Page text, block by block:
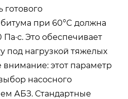
готового
при 60°C должна
Это обеспечивает
под нагрузкой тяжелых
внимание: этот параметр
насосного
АБЗ. Стандартные